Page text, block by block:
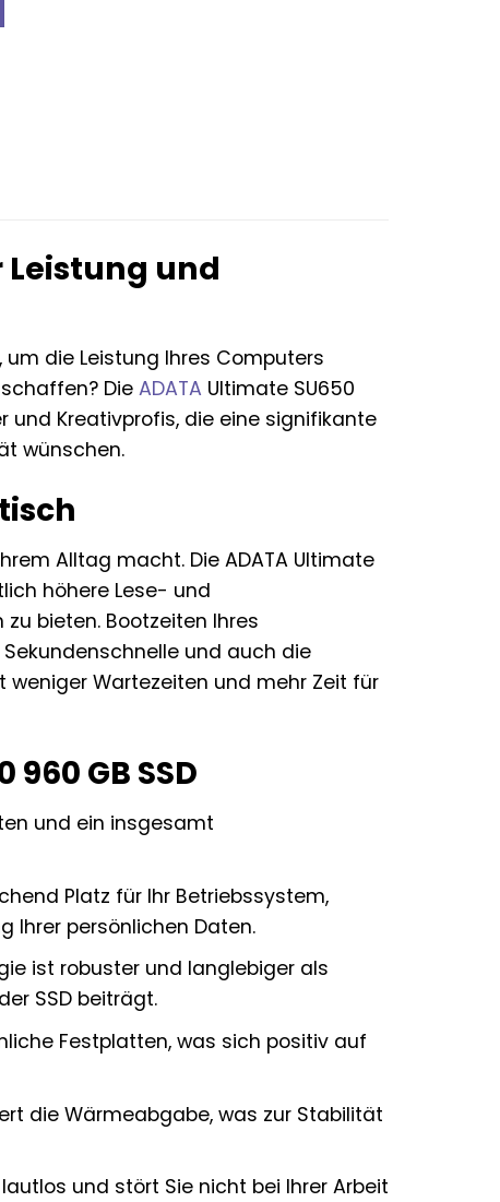
Leistung und
die Leistung Ihres Computers
Die ADATA Ultimate SU650
und Kreativprofis, die eine signifikante
wünschen.
Alltag macht. Die ADATA Ultimate
höhere Lese- und
bieten. Bootzeiten Ihres
und auch die
Wartezeiten und mehr Zeit für
GB SSD
und ein insgesamt
Platz für Ihr Betriebssystem,
Ihrer persönlichen Daten.
ist robuster und langlebiger als
SSD beiträgt.
Festplatten, was sich positiv auf
die Wärmeabgabe, was zur Stabilität
und stört Sie nicht bei Ihrer Arbeit